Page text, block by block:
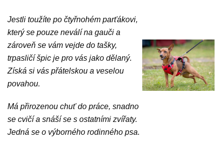
Jestli toužíte po čtyřnohém parťákovi,
který se pouze neválí na gauči a
zároveň se vám vejde do tašky,
trpasličí špic je pro vás jako dělaný.
Získá si vás přátelskou a veselou
povahou.
Má přirozenou chuť do práce, snadno
se cvičí a snáší se s ostatními zvířaty.
Jedná se o výborného rodinného psa.